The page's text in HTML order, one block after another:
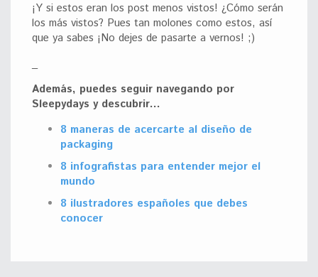
¡Y si estos eran los post menos vistos! ¿Cómo serán
los más vistos? Pues tan molones como estos, así
que ya sabes ¡No dejes de pasarte a vernos! ;)
Además, puedes seguir navegando por
Sleepydays y descubrir…
8 maneras de acercarte al diseño de
packaging
8 infografistas para entender mejor el
mundo
8 ilustradores españoles que debes
conocer